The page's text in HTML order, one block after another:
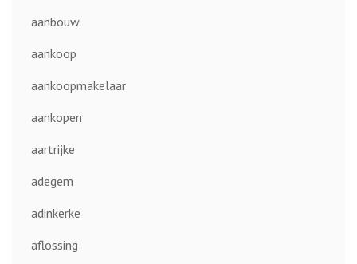
aanbouw
aankoop
aankoopmakelaar
aankopen
aartrijke
adegem
adinkerke
aflossing